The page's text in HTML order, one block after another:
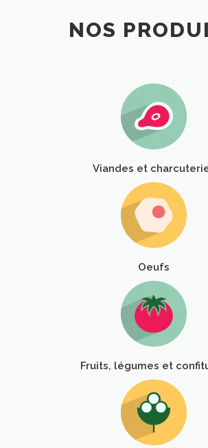
NOS
Viandes et
Oeufs
Fruits, légumes et